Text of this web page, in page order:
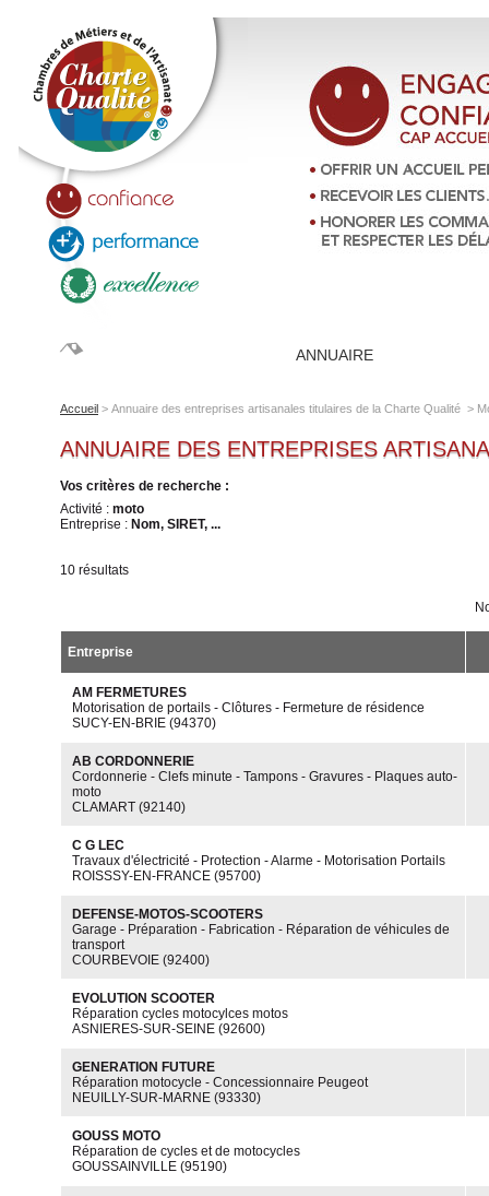
ANNUAIRE
Accueil > Annuaire des entreprises artisanales titulaires de la Charte Qualité >
ANNUAIRE DES ENTREPRISES
Vos critères de recherche :
Activité : moto
Entreprise : Nom, SIRET, ...
10 résultats
Entreprise
AM FERMETURES
Motorisation de portails - Clôtures - Fermeture de résidence
SUCY-EN-BRIE (94370)
AB CORDONNERIE
Cordonnerie - Clefs minute - Tampons - Gravures - Plaques auto-
moto
CLAMART (92140)
C G LEC
Travaux d'électricité - Protection - Alarme - Motorisation Portails
ROISSSY-EN-FRANCE (95700)
DEFENSE-MOTOS-SCOOTERS
Garage - Préparation - Fabrication - Réparation de véhicules de
transport
COURBEVOIE (92400)
EVOLUTION SCOOTER
Réparation cycles motocylces motos
ASNIERES-SUR-SEINE (92600)
GENERATION FUTURE
Réparation motocycle - Concessionnaire Peugeot
NEUILLY-SUR-MARNE (93330)
GOUSS MOTO
Réparation de cycles et de motocycles
GOUSSAINVILLE (95190)